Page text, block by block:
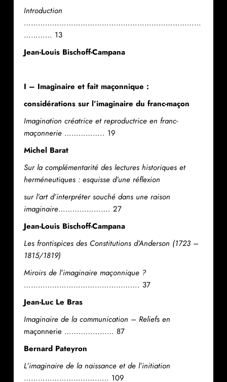
Introduction
…………………………………………………………………
………… 13
Jean-Louis Bischoff-Campana
I – Imaginaire et fait maçonnique :
considérations sur l’imaginaire du franc-maçon
Imagination créatrice et reproductrice en franc-
maçonnerie …………….. 19
Michel Barat
Sur la complémentarité des lectures historiques et
herméneutiques : esquisse d’une réflexion
sur l’art d’interpréter souché dans une raison
imaginaire…………………. 27
Jean-Louis Bischoff-Campana
Les frontispices des Constitutions d’Anderson (1723 –
1815/1819)
Miroirs de l’imaginaire maçonnique ?
…………………………………………. 37
Jean-Luc Le Bras
Imaginaire de la communication – Reliefs en
maçonnerie ………………… 87
Bernard Pateyron
L’imaginaire de la naissance et de l’initiation
……………………………… 109